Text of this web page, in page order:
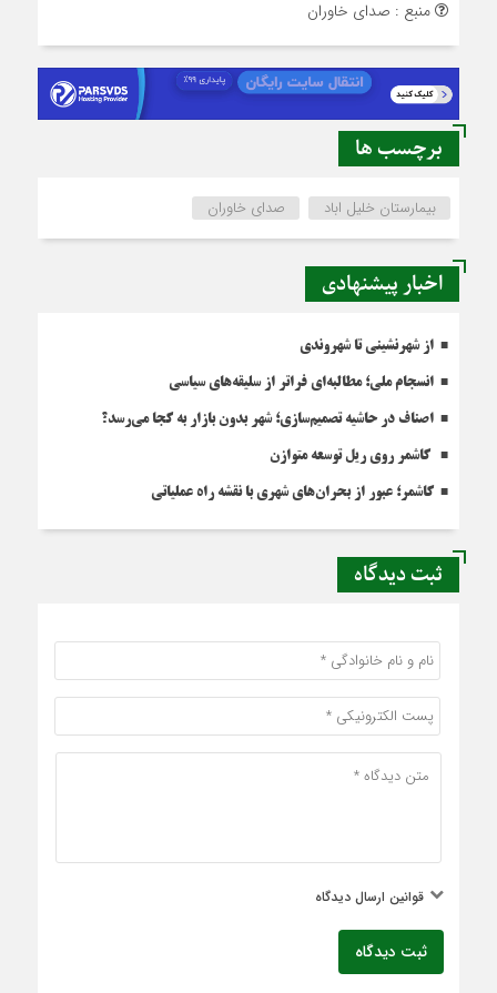
منبع : صدای خاوران
برچسب ها
بیمارستان خلیل اباد صدای خاوران
اخبار پیشنهادی
از شهرنشینی تا شهروندی
انسجام ملی؛ مطالبه‌ای فراتر از سلیقه‌های سیاسی
اصناف در حاشیه تصمیم‌سازی؛ شهر بدون بازار به کجا می‌رسد؟
کاشمر روی ریل توسعه متوازن
کاشمر؛ عبور از بحران‌های شهری با نقشه راه عملیاتی
ثبت دیدگاه
قوانین ارسال دیدگاه
ثبت دیدگاه